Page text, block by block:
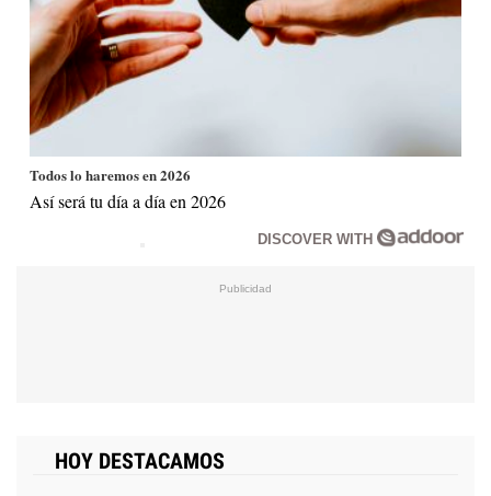
Todos lo haremos en 2026
Así será tu día a día en 2026
DISCOVER WITH
HOY DESTACAMOS